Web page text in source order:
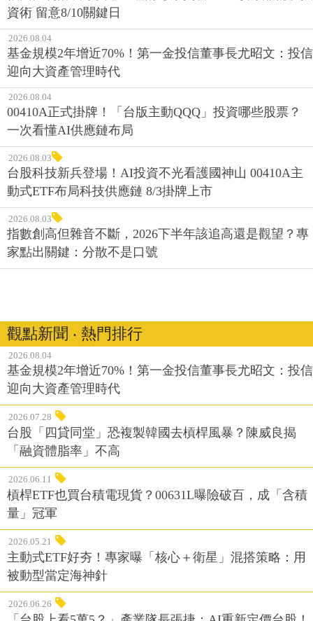
資術 留意8/10關鍵日
2026.08.04
基金規模2年增近70%！第一金投信董事長尤昭文：投信
迎向大資產管理時代
2026.08.04
00410A正式掛牌！「台版主動QQQ」投資哪些股票？
一次看懂AI供應鏈布局
2026.08.03
台股科技新兵登場！AI投資不光看護國神山 00410A主
動式ETF布局科技供應鏈 8/3掛牌上市
2026.08.03
指數創高但雜音不斷，2026下半年該追高還是觀望？專
家點出關鍵：分散不是口號
觀點新聞 ‧ 熱門排行
2026.08.04
基金規模2年增近70%！第一金投信董事長尤昭文：投信
迎向大資產管理時代
2026.07.28
台股「四貸同堂」恐複製韓國去槓桿風暴？陳威良揭
「融資體脂率」不高
2026.06.11
槓桿ETF也買台積電現貨？00631L曝險破百，成「含積
量」冠軍
2026.05.21
主動式ETF好夯！專家曝「核心＋衛星」混搭策略：用
被動型當定海神針
2026.06.26